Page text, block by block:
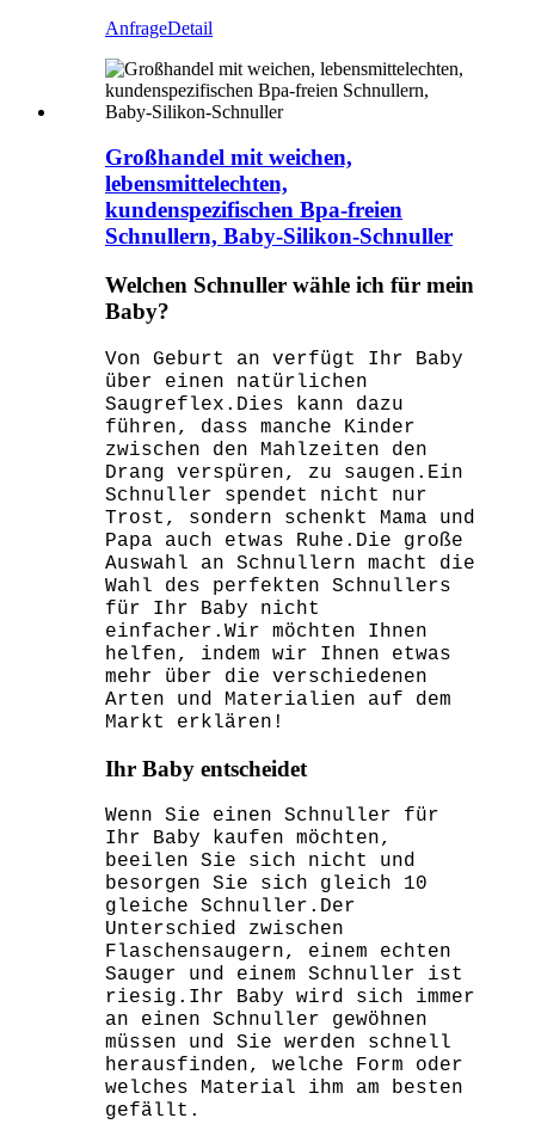
AnfrageDetail
Großhandel mit weichen,
lebensmittelechten,
kundenspezifischen Bpa-freien
Schnullern, Baby-Silikon-Schnuller
Welchen Schnuller wähle ich für mein
Baby?
Von Geburt an verfügt Ihr Baby
über einen natürlichen
Saugreflex.Dies kann dazu
führen, dass manche Kinder
zwischen den Mahlzeiten den
Drang verspüren, zu saugen.Ein
Schnuller spendet nicht nur
Trost, sondern schenkt Mama und
Papa auch etwas Ruhe.Die große
Auswahl an Schnullern macht die
Wahl des perfekten Schnullers
für Ihr Baby nicht
einfacher.Wir möchten Ihnen
helfen, indem wir Ihnen etwas
mehr über die verschiedenen
Arten und Materialien auf dem
Markt erklären!
Ihr Baby entscheidet
Wenn Sie einen Schnuller für
Ihr Baby kaufen möchten,
beeilen Sie sich nicht und
besorgen Sie sich gleich 10
gleiche Schnuller.Der
Unterschied zwischen
Flaschensaugern, einem echten
Sauger und einem Schnuller ist
riesig.Ihr Baby wird sich immer
an einen Schnuller gewöhnen
müssen und Sie werden schnell
herausfinden, welche Form oder
welches Material ihm am besten
gefällt.